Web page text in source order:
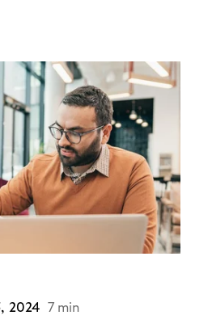
zeigt, wie Recovery-
2024 7 min